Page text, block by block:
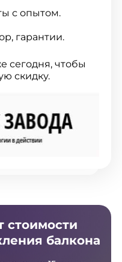
с опытом.
гарантии.
сегодня, чтобы
скидку.
стоимости
балкона